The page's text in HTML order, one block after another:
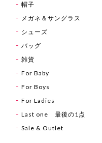
帽子
メガネ＆サングラス
シューズ
バッグ
雑貨
For Baby
For Boys
For Ladies
Last one 最後の1点
Sale & Outlet